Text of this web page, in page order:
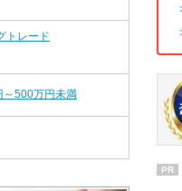
トレード
～500万円未満
PR